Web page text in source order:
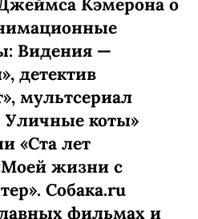
Видения —
детектив
мультсериал
Уличные коты»
«Ста лет
жизни с
Собака.ru
фильмах и